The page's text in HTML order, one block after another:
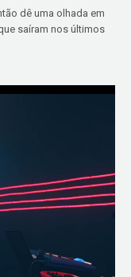
dê uma olhada em
saíram nos últimos